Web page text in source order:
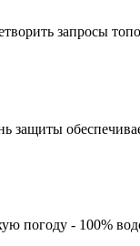
запросы
защиты
погоду - 100%